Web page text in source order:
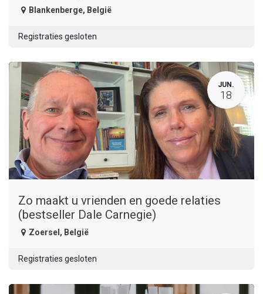
Blankenberge, België
Registraties gesloten
JUN.
18
Zo maakt u vrienden en goede relaties
(bestseller Dale Carnegie)
Zoersel , België
Registraties gesloten